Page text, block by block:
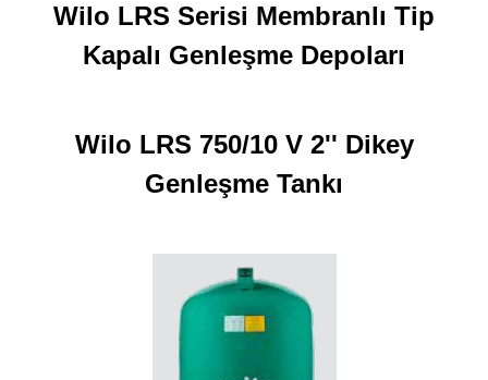
Wilo LRS Serisi Membranlı Tip
Kapalı Genleşme Depoları
Wilo LRS 750/10 V 2'' Dikey
Genleşme Tankı